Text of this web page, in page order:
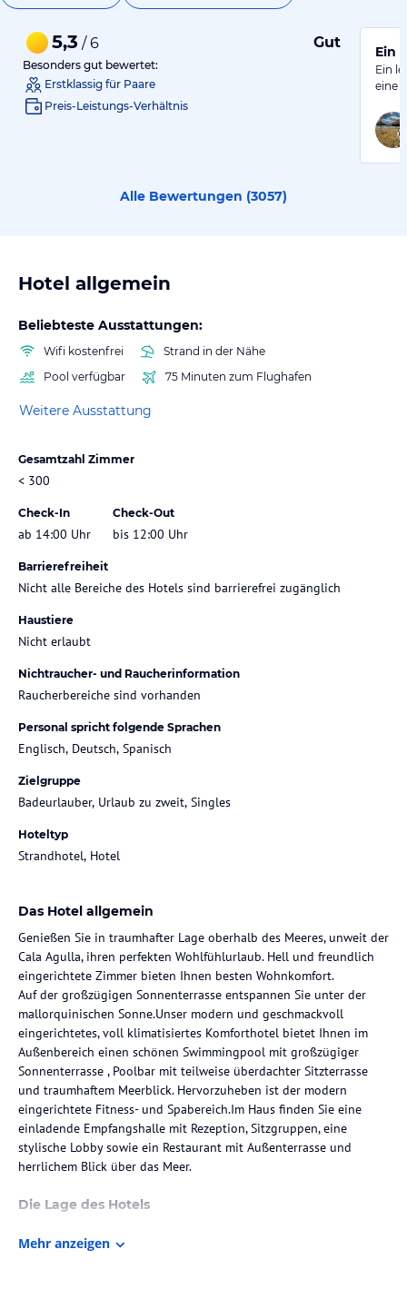
5,3 / 6 Gut
Besonders gut bewertet:
Erstklassig für Paare
Preis-Leistungs-Verhältnis
Ein
Ein
eine
Alle Bewertungen (3057)
Hotel allgemein
Beliebteste Ausstattungen:
Wifi kostenfrei
Strand in der Nähe
Pool verfügbar
75 Minuten zum Flughafen
Weitere Ausstattung
Gesamtzahl Zimmer
< 300
Check-In
ab 14:00 Uhr
Check-Out
bis 12:00 Uhr
Barrierefreiheit
Nicht alle Bereiche des Hotels sind barrierefrei zugänglich
Haustiere
Nicht erlaubt
Nichtraucher- und Raucherinformation
Raucherbereiche sind vorhanden
Personal spricht folgende Sprachen
Englisch, Deutsch, Spanisch
Zielgruppe
Badeurlauber, Urlaub zu zweit, Singles
Hoteltyp
Strandhotel, Hotel
Das Hotel allgemein
Genießen Sie in traumhafter Lage oberhalb des Meeres, unweit der
Cala Agulla, ihren perfekten Wohlfühlurlaub. Hell und freundlich
eingerichtete Zimmer bieten Ihnen besten Wohnkomfort.
Auf der großzügigen Sonnenterrasse entspannen Sie unter der
mallorquinischen Sonne.Unser modern und geschmackvoll
eingerichtetes, voll klimatisiertes Komforthotel bietet Ihnen im
Außenbereich einen schönen Swimmingpool mit großzügiger
Sonnenterrasse , Poolbar mit teilweise überdachter Sitzterrasse
und traumhaftem Meerblick. Hervorzuheben ist der modern
eingerichtete Fitness- und Spabereich.Im Haus finden Sie eine
einladende Empfangshalle mit Rezeption, Sitzgruppen, eine
stylische Lobby sowie ein Restaurant mit Außenterrasse und
herrlichem Blick über das Meer.
Die Lage des Hotels
Pinienhaine eingebetteten, feinsandigen Badebucht Cala Agulla
Mehr anzeigen